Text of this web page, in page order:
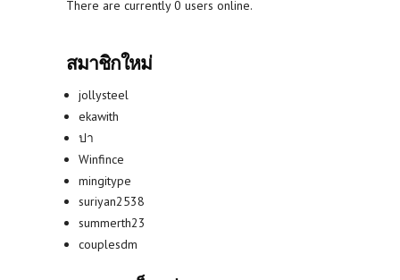
There are currently 0 users online.
สมาชิกใหม่
jollysteel
ekawith
ปา
Winfince
mingitype
suriyan2538
summerth23
couplesdm